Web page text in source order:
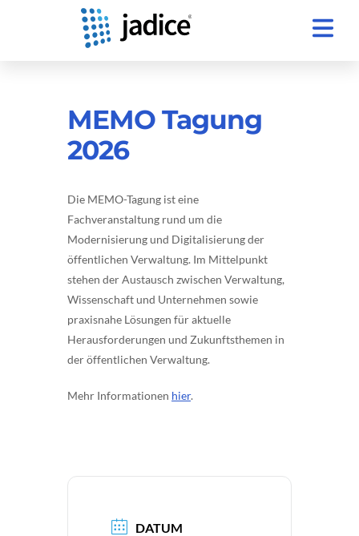
MEMO Tagung
2026
Die MEMO-Tagung ist eine
Fachveranstaltung rund um die
Modernisierung und Digitalisierung der
öffentlichen Verwaltung. Im Mittelpunkt
stehen der Austausch zwischen Verwaltung,
Wissenschaft und Unternehmen sowie
praxisnahe Lösungen für aktuelle
Herausforderungen und Zukunftsthemen in
der öffentlichen Verwaltung.
Mehr Informationen hier.
DATUM